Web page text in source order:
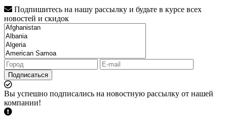
Подпишитесь на нашу рассылку и будьте в курсе всех
новостей и скидок
Подписаться
Вы успешно подписались на новостную рассылку от нашей
компании!